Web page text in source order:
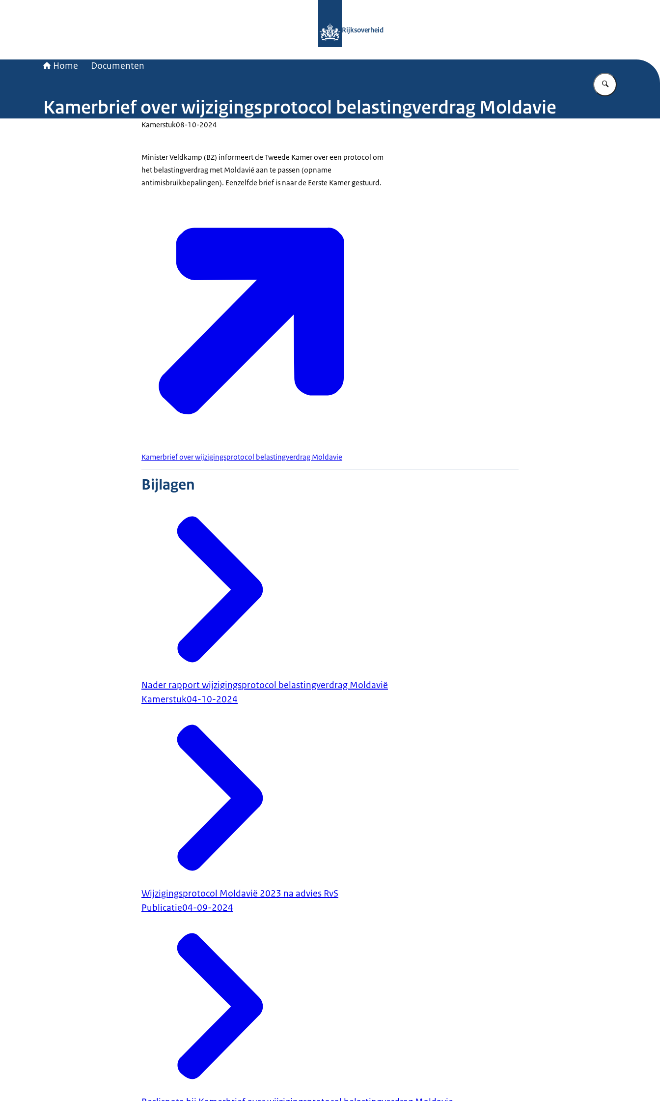
Rijksoverheid
Home Documenten
Vul in wat u
Kamerbrief over wijzigingsprotocol belastingverdrag Moldavie
Kamerstuk08-10-2024
Minister Veldkamp (BZ) informeert de Tweede Kamer over een protocol om
het belastingverdrag met Moldavié aan te passen (opname
antimisbruikbepalingen). Eenzelfde brief is naar de Eerste Kamer gestuurd.
Kamerbrief over wijzigingsprotocol belastingverdrag Moldavie
Bijlagen
Nader rapport wijzigingsprotocol belastingverdrag Moldavië
Kamerstuk04-10-2024
Wijzigingsprotocol Moldavië 2023 na advies RvS
Publicatie04-09-2024